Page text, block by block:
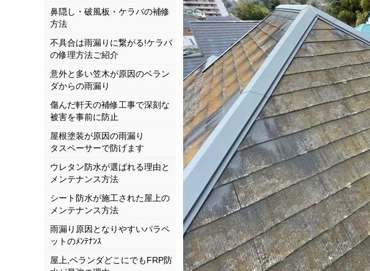
鼻隠し・破風板・ケラバの補修
方法
不具合は雨漏りに繋がる!ケラバ
の修理方法ご紹介
意外と多い笠木が原因のベラン
ダからの雨漏り
傷んだ軒天の補修工事で深刻な
被害を事前に防止
屋根塗装が原因の雨漏り
タスペーサーで防げます
ウレタン防水が選ばれる理由と
メンテナンス方法
シート防水が施工された屋上の
メンテナンス方法
雨漏り原因となりやすいパラペ
ットのﾒﾝﾃﾅﾝｽ
屋上,ベランダどこにでもFRP防